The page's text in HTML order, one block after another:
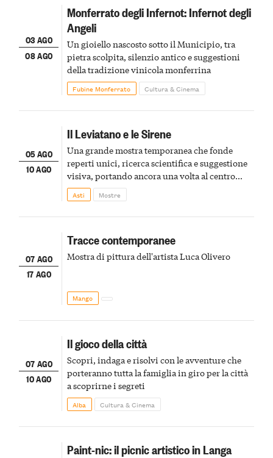
03 AGO
08 AGO
Monferrato degli Infernot: Infernot degli
Angeli
Un gioiello nascosto sotto il Municipio, tra
pietra scolpita, silenzio antico e suggestioni
della tradizione vinicola monferrina
Fubine Monferrato Cultura & Cinema
05 AGO
10 AGO
Il Leviatano e le Sirene
Una grande mostra temporanea che fonde
reperti unici, ricerca scientifica e suggestione
visiva, portando ancora una volta al centro
della scena le meraviglie del passato astigiano
Asti Mostre
07 AGO
17 AGO
Tracce contemporanee
Mostra di pittura dell'artista Luca Olivero
Mango
07 AGO
10 AGO
Il gioco della città
Scopri, indaga e risolvi con le avventure che
porteranno tutta la famiglia in giro per la città
a scoprirne i segreti
Alba Cultura & Cinema
Paint-nic: il picnic artistico in Langa